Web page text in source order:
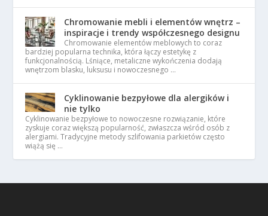
Chromowanie mebli i elementów wnętrz –
inspiracje i trendy współczesnego designu
Chromowanie elementów meblowych to coraz
bardziej popularna technika, która łączy estetykę z
funkcjonalnością. Lśniące, metaliczne wykończenia dodają
wnętrzom blasku, luksusu i nowoczesnego …
Cyklinowanie bezpyłowe dla alergików i
nie tylko
Cyklinowanie bezpyłowe to nowoczesne rozwiązanie, które
zyskuje coraz większą popularność, zwłaszcza wśród osób z
alergiami. Tradycyjne metody szlifowania parkietów często
wiążą się …